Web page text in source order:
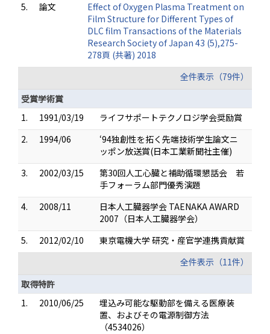
5.
論文
Effect of Oxygen Plasma Treatment on
Film Structure for Different Types of
DLC film Transactions of the Materials
Research Society of Japan 43 (5),275-
278頁 (共著) 2018
全件表示（79件）
受賞学術賞
1.
1991/03/19
ライフサポートテクノロジ学会奨励賞
2.
1994/06
‘94独創性を拓く先端技術学生論文ニ
ッポン放送賞(日本工業新聞社主催)
3.
2002/03/15
第30回人工心臓と補助循環懇話会 若
手フォーラム部門優秀演題
4.
2008/11
日本人工臓器学会 TAENAKA AWARD
2007（日本人工臓器学会）
5.
2012/02/10
東京電機大学 研究・産官学連携貢献賞
全件表示（11件）
取得特許
1.
2010/06/25
埋込み可能な駆動部を備える医療装
置、およびその電源制御方法
（4534026）